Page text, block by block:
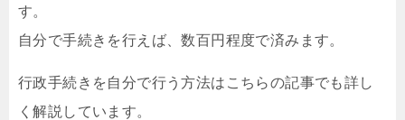
す。
自分で手続きを行えば、数百円程度で済みます。
行政手続きを自分で行う方法はこちらの記事でも詳し
く解説しています。